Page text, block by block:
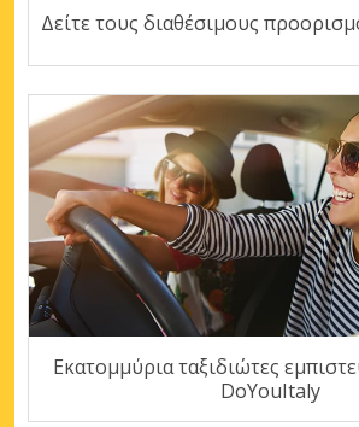
Δείτε τους διαθέσιμους
Εκατομμύρια ταξιδιώτες
DoYouItaly